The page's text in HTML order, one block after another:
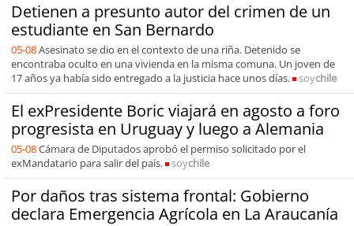
Detienen a presunto autor del crimen de un
estudiante en San Bernardo
05-08Asesinato se dio en el contexto de una riña. Detenido se
encontraba oculto en una vivienda en la misma comuna. Un joven de
17 años ya había sido entregado a la justicia hace unos días.
soychile
El exPresidente Boric viajará en agosto a foro
progresista en Uruguay y luego a Alemania
05-08Cámara de Diputados aprobó el permiso solicitado por el
exMandatario para salir del país.
soychile
Por daños tras sistema frontal: Gobierno
declara Emergencia Agrícola en La Araucanía